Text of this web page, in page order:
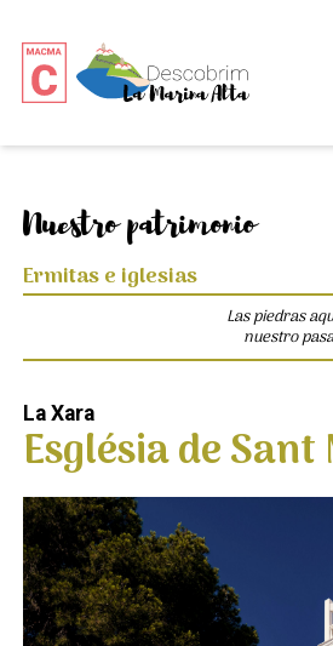
Nuestro patrimonio
Ermitas e iglesias
Las piedras
nuestro
La Xara
Església de